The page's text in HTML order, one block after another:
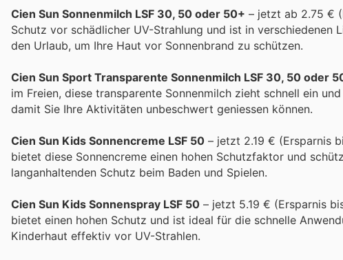
Cien Sun Sonnenmilch LSF 30, 50 oder 50+ – jetzt ab 2.75 €
Schutz vor schädlicher UV-Strahlung und ist in
den Urlaub, um Ihre Haut vor Sonnenbrand zu schützen.
Cien Sun Sport Transparente Sonnenmilch LSF 30, 50 oder
im Freien, diese transparente Sonnenmilch zieht schnell ein
damit Sie Ihre Aktivitäten unbeschwert geniessen können.
Cien Sun Kids Sonnencreme LSF 50 – jetzt 2.19 € (Ersparnis
bietet diese Sonnencreme einen hohen Schutzfaktor und
langanhaltenden Schutz beim Baden und Spielen.
Cien Sun Kids Sonnenspray LSF 50 – jetzt 5.19 € (Ersparnis
bietet einen hohen Schutz und ist ideal für die schnelle
Kinderhaut effektiv vor UV-Strahlen.